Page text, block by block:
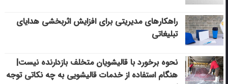
راهکارهای مدیریتی برای افزایش اثربخشی هدایای
تبلیغاتی
نحوه برخورد با قالیشویان متخلف بازدارنده نیست|
هنگام استفاده از خدمات قالیشویی به چه نکاتی توجه